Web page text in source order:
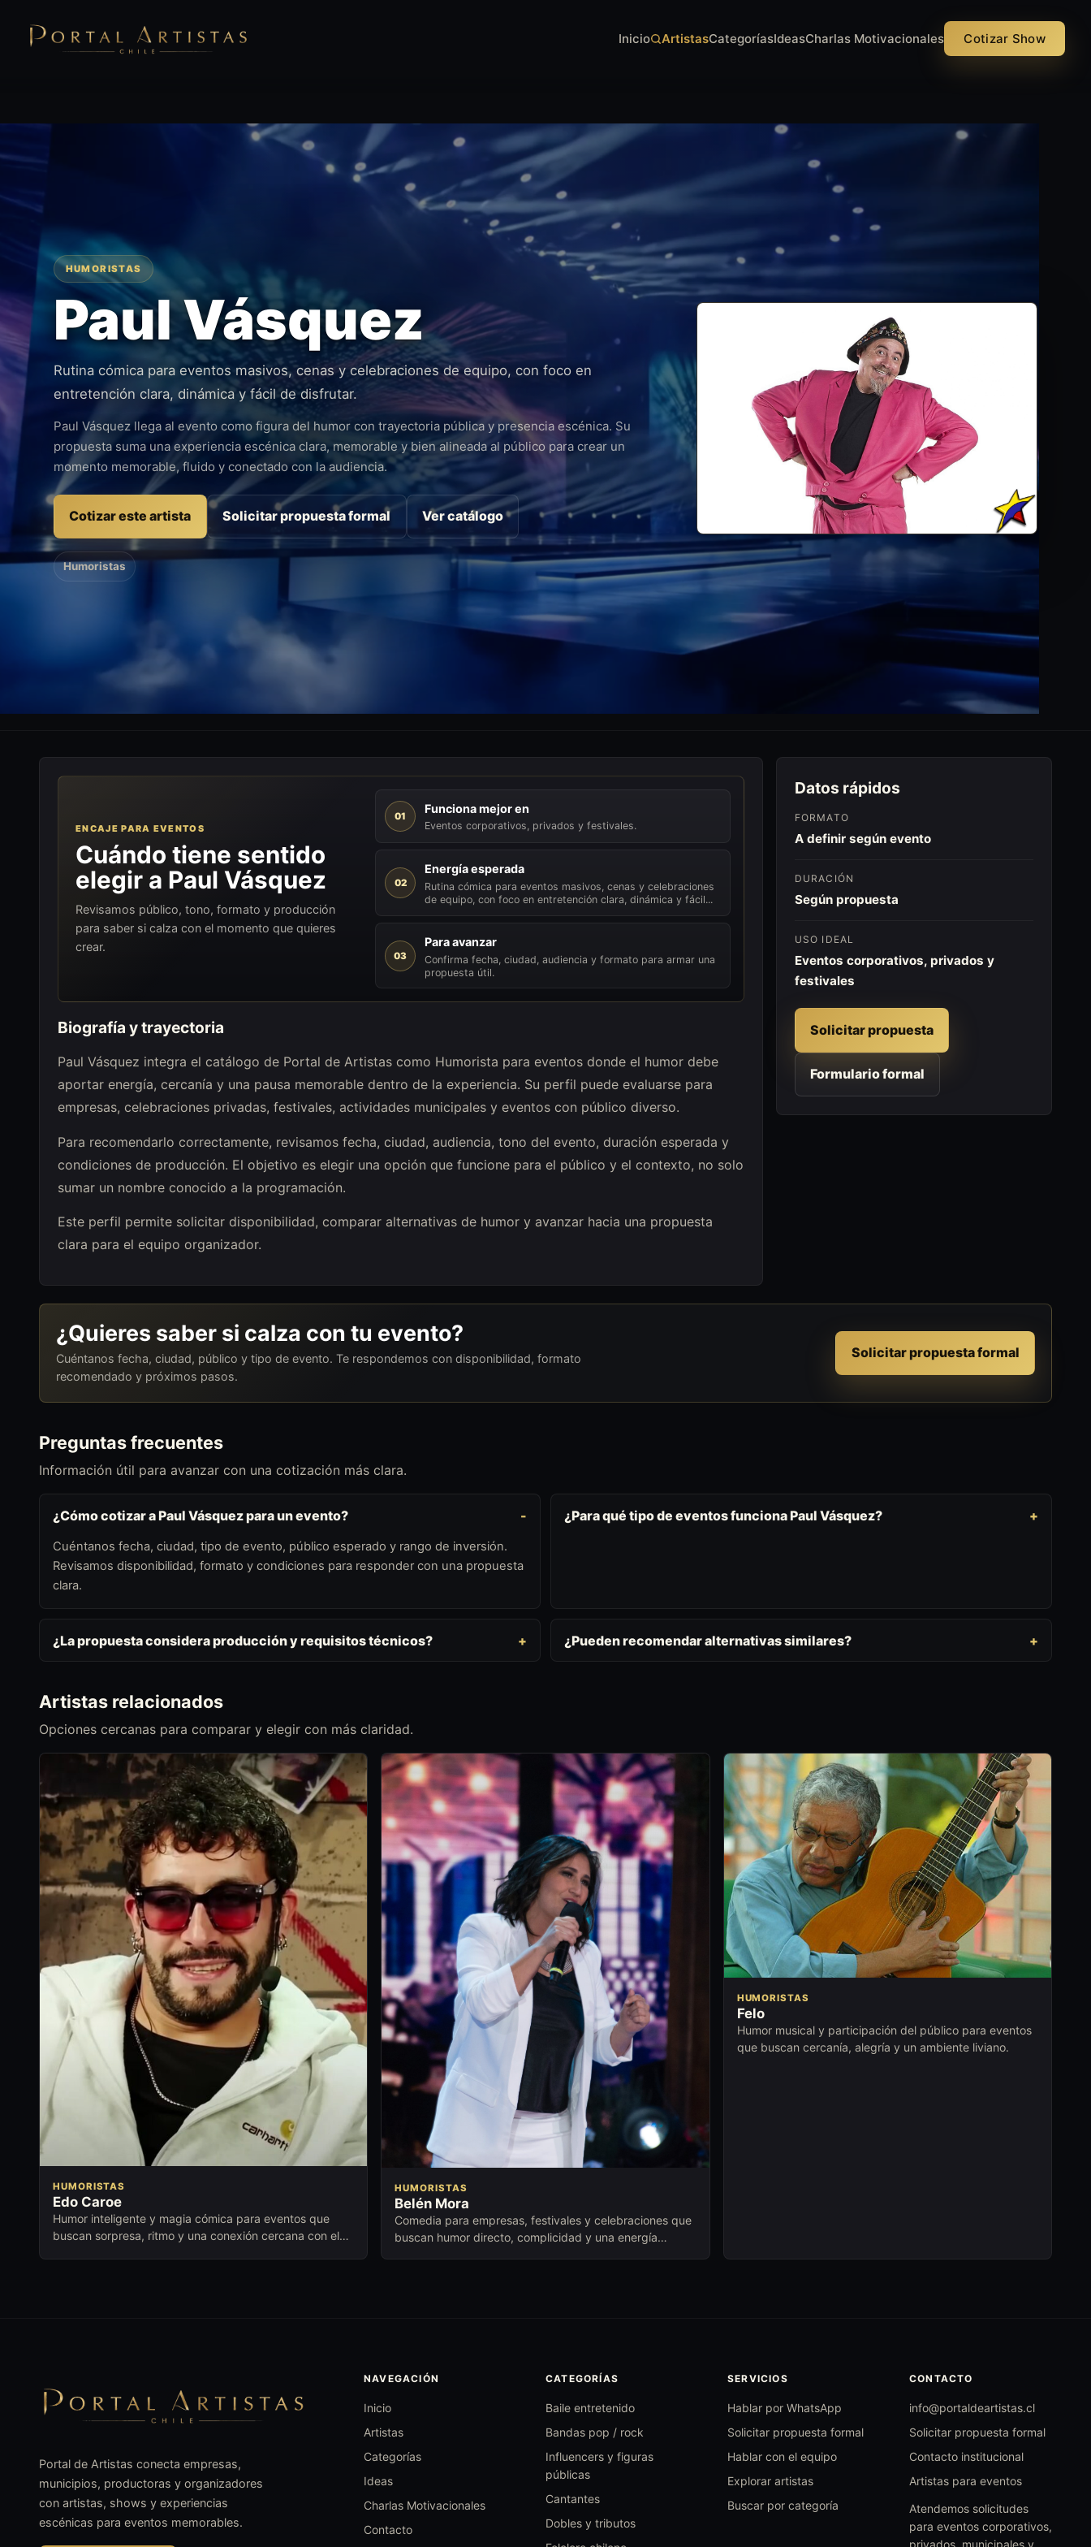
Inicio ArtistasCategoríasIdeasCharlas Motivacionales Cotizar Show
HUMORISTAS
Paul Vásquez
Rutina cómica para eventos masivos, cenas y celebraciones de equipo, con foco en
entretención clara, dinámica y fácil de disfrutar.
Paul Vásquez llega al evento como figura del humor con trayectoria pública y presencia escénica. Su
propuesta suma una experiencia escénica clara, memorable y bien alineada al público para crear un
momento memorable, fluido y conectado con la audiencia.
Cotizar este artista Solicitar propuesta formal Ver catálogo
Humoristas
ENCAJE PARA EVENTOS
Cuándo tiene sentido
elegir a Paul Vásquez
Revisamos público, tono, formato y producción
para saber si calza con el momento que quieres
crear.
01
Funciona mejor en
Eventos corporativos, privados y festivales.
02
Energía esperada
Rutina cómica para eventos masivos, cenas y celebraciones
de equipo, con foco en entretención clara, dinámica y fácil...
03
Para avanzar
Confirma fecha, ciudad, audiencia y formato para armar una
propuesta útil.
Biografía y trayectoria
Paul Vásquez integra el catálogo de Portal de Artistas como Humorista para eventos donde el humor debe
aportar energía, cercanía y una pausa memorable dentro de la experiencia. Su perfil puede evaluarse para
empresas, celebraciones privadas, festivales, actividades municipales y eventos con público diverso.
Para recomendarlo correctamente, revisamos fecha, ciudad, audiencia, tono del evento, duración esperada y
condiciones de producción. El objetivo es elegir una opción que funcione para el público y el contexto, no solo
sumar un nombre conocido a la programación.
Este perfil permite solicitar disponibilidad, comparar alternativas de humor y avanzar hacia una propuesta
clara para el equipo organizador.
Datos rápidos
FORMATO
A definir según evento
DURACIÓN
Según propuesta
USO IDEAL
Eventos corporativos, privados y
festivales
Solicitar propuesta
Formulario formal
¿Quieres saber si calza con tu evento?
Cuéntanos fecha, ciudad, público y tipo de evento. Te respondemos con disponibilidad, formato
recomendado y próximos pasos.
Solicitar propuesta formal
Preguntas frecuentes
Información útil para avanzar con una cotización más clara.
¿Cómo cotizar a Paul Vásquez para un evento?
Cuéntanos fecha, ciudad, tipo de evento, público esperado y rango de inversión.
Revisamos disponibilidad, formato y condiciones para responder con una propuesta
clara.
¿Para qué tipo de eventos funciona Paul Vásquez?
¿La propuesta considera producción y requisitos técnicos? ¿Pueden recomendar alternativas similares?
Artistas relacionados
Opciones cercanas para comparar y elegir con más claridad.
HUMORISTAS
Edo Caroe
Humor inteligente y magia cómica para eventos que
buscan sorpresa, ritmo y una conexión cercana con el
HUMORISTAS
Belén Mora
Comedia para empresas, festivales y celebraciones que
buscan humor directo, complicidad y una energía
HUMORISTAS
Felo
Humor musical y participación del público para eventos
que buscan cercanía, alegría y un ambiente liviano.
Portal de Artistas conecta empresas,
municipios, productoras y organizadores
con artistas, shows y experiencias
escénicas para eventos memorables.
NAVEGACIÓN
Inicio
Artistas
Categorías
Ideas
Charlas Motivacionales
Contacto
CATEGORÍAS
Baile entretenido
Bandas pop / rock
Influencers y figuras
públicas
Cantantes
Dobles y tributos
SERVICIOS
Hablar por WhatsApp
Solicitar propuesta formal
Hablar con el equipo
Explorar artistas
Buscar por categoría
CONTACTO
info@portaldeartistas.cl
Solicitar propuesta formal
Contacto institucional
Artistas para eventos
Atendemos solicitudes
para eventos corporativos,
privados, municipales y